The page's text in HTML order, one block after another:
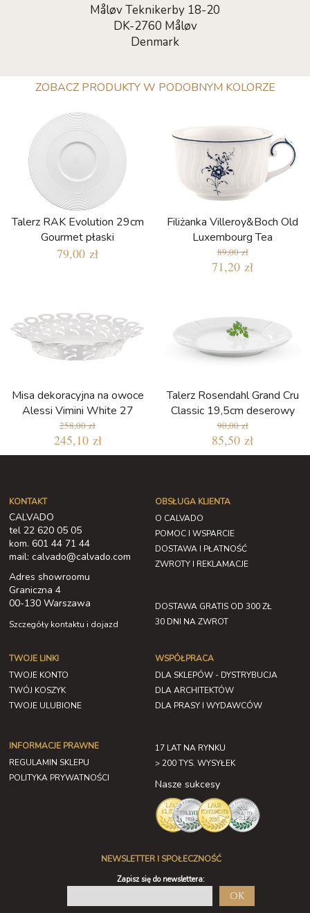
Måløv Teknikerby 18-20
DK-2760 Måløv
Denmark
ZOBACZ PRODUKTY W PODOBNYM KOLORZE
Talerz RAK Evolution 29cm
Gourmet płaski
79,00 zł
Filiżanka Villeroy&Boch Old
Luxembourg Tea
89,00 zł
71,20 zł
Misa dekoracyjna na owoce
Alessi Vimini White 27
258,00 zł
245,10 zł
Talerz Rosendahl Grand Cru
Classic 19,5cm deserowy
90,00 zł
85,50 zł
KONTAKT
CALVADO
tel 22 620 05 05
kom. 601 44 71 44
mail: calvado@calvado.com
Adres showroomu
Graniczna 4
00-130 Warszawa
Szczegóły kontaktu i dojazd
OBSŁUGA KLIENTA
O CALVADO
POMOC I WSPARCIE
DOSTAWA I PŁATNOŚĆ
ZWROTY I REKLAMACJE
DOSTAWA GRATIS OD 300 ZŁ
30 DNI NA ZWROT
TWOJE LINKI
TWOJE KONTO
TWÓJ KOSZYK
TWOJE ULUBIONE
INFORMACJE PRAWNE
REGULAMIN SKLEPU
POLITYKA PRYWATNOŚCI
WSPÓŁPRACA
DLA SKLEPÓW - DYSTRYBUCJA
DLA ARCHITEKTÓW
DLA PRASY I WYDAWCÓW
17 LAT NA RYNKU
> 200 TYS. WYSYŁEK
Nasze sukcesy
NEWSLETTER I SPOŁECZNOŚĆ
Zapisz się do newslettera:
OK